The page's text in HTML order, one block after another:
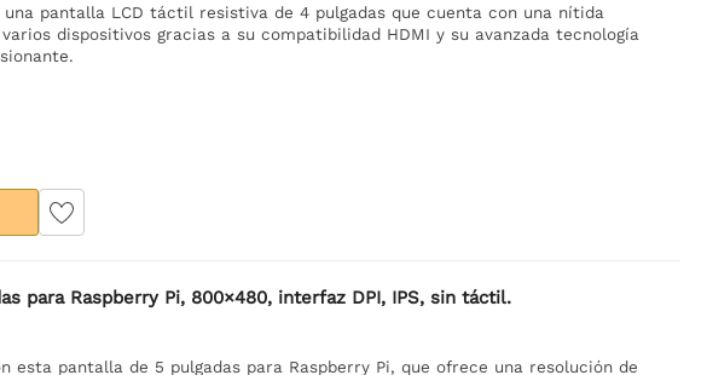
pantalla LCD táctil resistiva de 4 pulgadas que cuenta con una nítida
dispositivos gracias a su compatibilidad HDMI y su avanzada tecnología
para Raspberry Pi, 800×480, interfaz DPI, IPS, sin táctil.
esta pantalla de 5 pulgadas para Raspberry Pi, que ofrece una resolución de